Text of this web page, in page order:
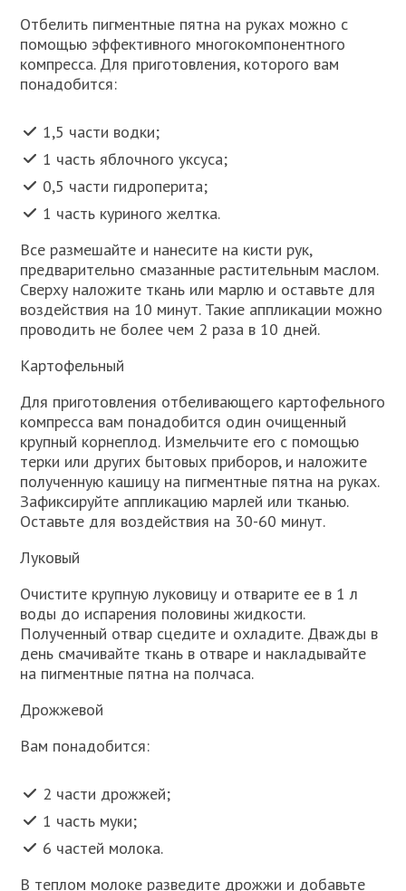
Отбелить пигментные пятна на руках можно с
помощью эффективного многокомпонентного
компресса. Для приготовления, которого вам
понадобится:
1,5 части водки;
1 часть яблочного уксуса;
0,5 части гидроперита;
1 часть куриного желтка.
Все размешайте и нанесите на кисти рук,
предварительно смазанные растительным маслом.
Сверху наложите ткань или марлю и оставьте для
воздействия на 10 минут. Такие аппликации можно
проводить не более чем 2 раза в 10 дней.
Картофельный
Для приготовления отбеливающего картофельного
компресса вам понадобится один очищенный
крупный корнеплод. Измельчите его с помощью
терки или других бытовых приборов, и наложите
полученную кашицу на пигментные пятна на руках.
Зафиксируйте аппликацию марлей или тканью.
Оставьте для воздействия на 30-60 минут.
Луковый
Очистите крупную луковицу и отварите ее в 1 л
воды до испарения половины жидкости.
Полученный отвар сцедите и охладите. Дважды в
день смачивайте ткань в отваре и накладывайте
на пигментные пятна на полчаса.
Дрожжевой
Вам понадобится:
2 части дрожжей;
1 часть муки;
6 частей молока.
В теплом молоке разведите дрожжи и добавьте